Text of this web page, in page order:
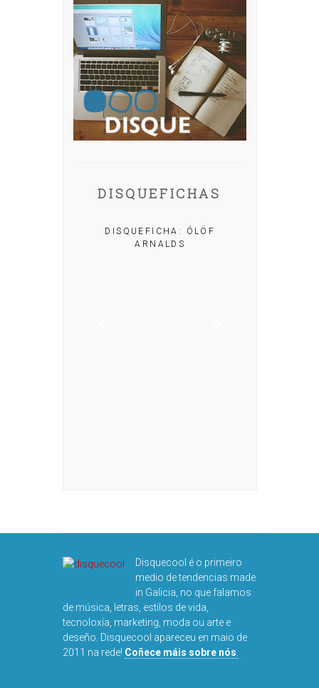
DISQUEFICHAS
DISQUEFICHA: ÓLÖF
ARNALDS
Disquecool é o primeiro
medio de tendencias made
in Galicia, no que falamos
de música, letras, estilos de vida,
tecnoloxía, marketing, moda ou arte e
deseño. Disquecool apareceu en maio de